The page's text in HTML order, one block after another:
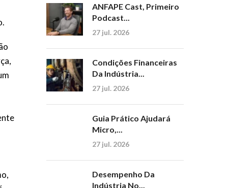
ANFAPE Cast, Primeiro
Podcast...
27 jul. 2026
Condições Financeiras
Da Indústria...
27 jul. 2026
Guia Prático Ajudará
Micro,...
27 jul. 2026
Desempenho Da
Indústria No...